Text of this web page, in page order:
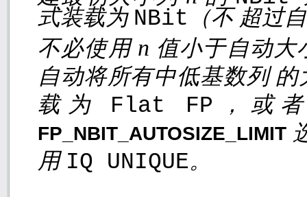
式装载为 NBit （不 超过
不必使用 n 值小于自动
自动将所有中低基数列
载为 Flat FP ，或
FP_NBIT_AUTOSIZE_LIMIT
用 IQ UNIQUE。